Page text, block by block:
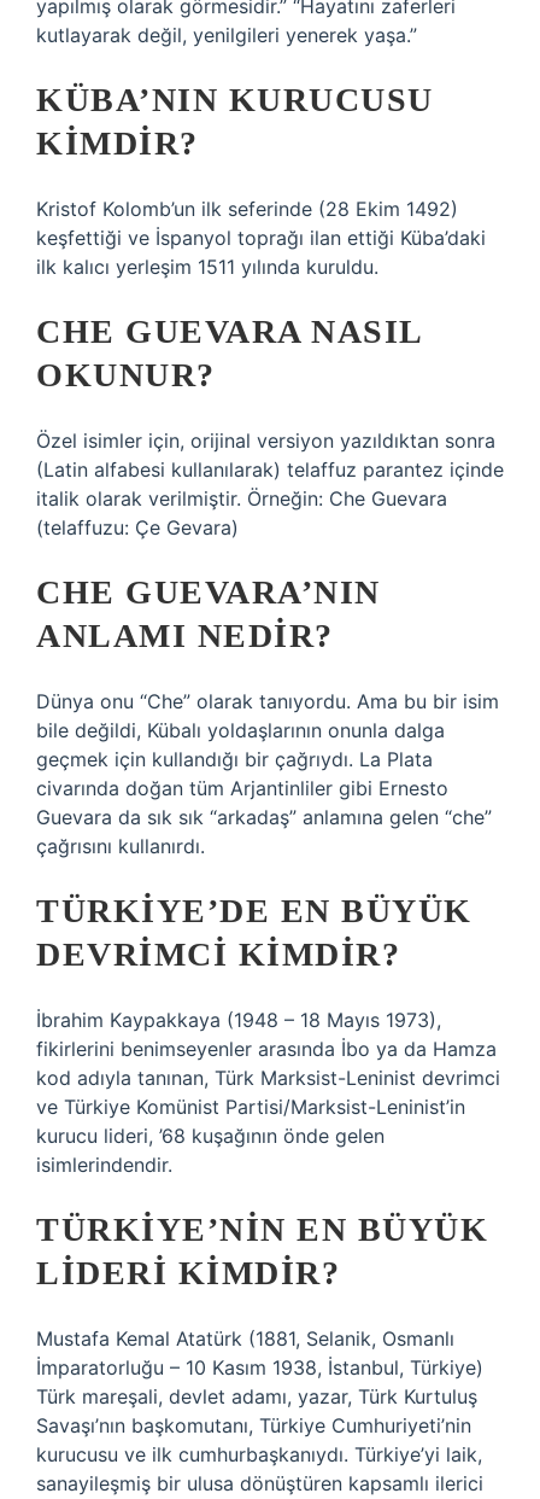
yapılmış olarak görmesidir.” “Hayatını zaferleri
kutlayarak değil, yenilgileri yenerek yaşa.”
KÜBA’NIN KURUCUSU
KIMDIR?
Kristof Kolomb’un ilk seferinde (28 Ekim 1492)
keşfettiği ve İspanyol toprağı ilan ettiği Küba’daki
ilk kalıcı yerleşim 1511 yılında kuruldu.
CHE GUEVARA NASIL
OKUNUR?
Özel isimler için, orijinal versiyon yazıldıktan sonra
(Latin alfabesi kullanılarak) telaffuz parantez içinde
italik olarak verilmiştir. Örneğin: Che Guevara
(telaffuzu: Çe Gevara)
CHE GUEVARA’NIN
ANLAMI NEDIR?
Dünya onu “Che” olarak tanıyordu. Ama bu bir isim
bile değildi, Kübalı yoldaşlarının onunla dalga
geçmek için kullandığı bir çağrıydı. La Plata
civarında doğan tüm Arjantinliler gibi Ernesto
Guevara da sık sık “arkadaş” anlamına gelen “che”
çağrısını kullanırdı.
TÜRKIYE’DE EN BÜYÜK
DEVRIMCI KIMDIR?
İbrahim Kaypakkaya (1948 – 18 Mayıs 1973),
fikirlerini benimseyenler arasında İbo ya da Hamza
kod adıyla tanınan, Türk Marksist-Leninist devrimci
ve Türkiye Komünist Partisi/Marksist-Leninist’in
kurucu lideri, ’68 kuşağının önde gelen
isimlerindendir.
TÜRKIYE’NIN EN BÜYÜK
LIDERI KIMDIR?
Mustafa Kemal Atatürk (1881, Selanik, Osmanlı
İmparatorluğu – 10 Kasım 1938, İstanbul, Türkiye)
Türk mareşali, devlet adamı, yazar, Türk Kurtuluş
Savaşı’nın başkomutanı, Türkiye Cumhuriyeti’nin
kurucusu ve ilk cumhurbaşkanıydı. Türkiye’yi laik,
sanayileşmiş bir ulusa dönüştüren kapsamlı ilerici